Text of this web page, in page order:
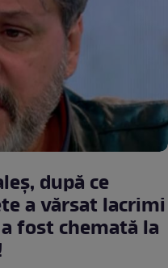
după ce
a vărsat lacrimi
fost chemată la